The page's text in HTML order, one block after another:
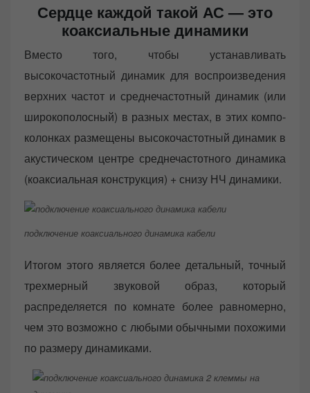
Сердце каждой такой АС — это
коаксиальные динамики
Вместо того, чтобы устанавливать
высокочастотный динамик для воспроизведения
верхних частот и среднечастотный динамик (или
широкополосный) в разных местах, в этих компо-
колонках размещены высокочастотный динамик в
акустическом центре среднечастотного динамика
(коаксиальная конструкция) + снизу НЧ динамики.
подключение коаксиального динамика кабели
Итогом этого является более детальный, точный
трехмерный звуковой образ, который
распределяется по комнате более равномерно,
чем это возможно с любыми обычными похожими
по размеру динамиками.